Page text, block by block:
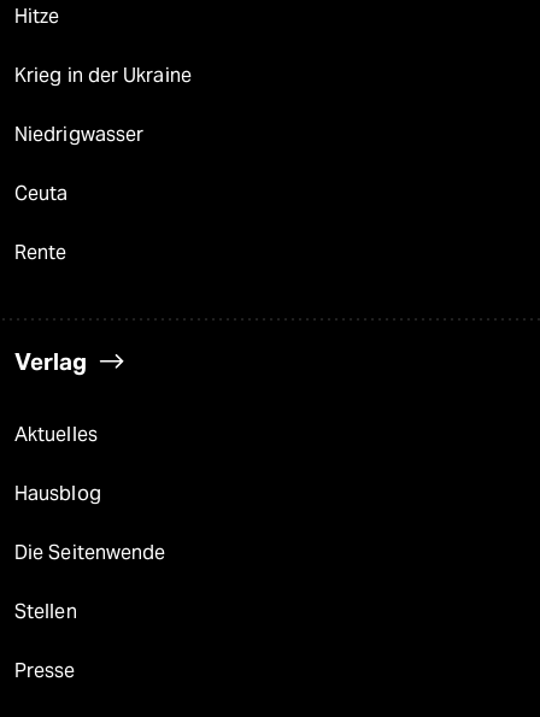
Hitze
Krieg in der Ukraine
Niedrigwasser
Ceuta
Rente
Verlag
Aktuelles
Hausblog
Die Seitenwende
Stellen
Presse